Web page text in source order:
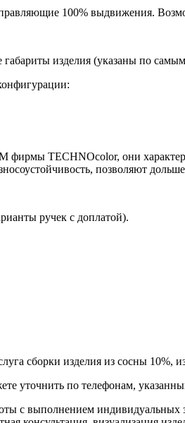
100% выдвижения.
изделия (указаны по
TECHNOcolor, они
позволяют
ручек с доплатой).
сборки изделия из сосны
уточнить по телефонам,
с выполнением индивидуальных